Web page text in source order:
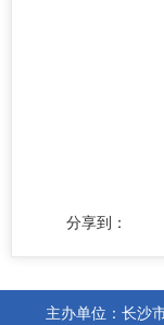
分享到：
主办单位：长沙